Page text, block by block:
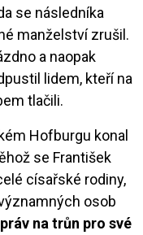
se následníka
manželství zrušil.
a naopak
lidem, kteří na
tlačili.
Hofburgu konal
se František
císařské rodiny,
osob
na trůn pro své